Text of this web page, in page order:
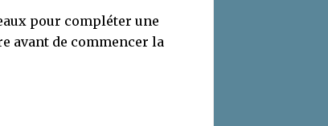
pour compléter une
avant de commencer la